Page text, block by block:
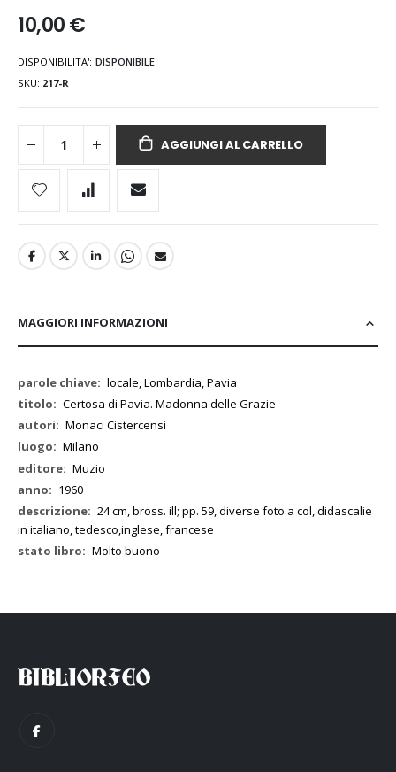
10,00 €
DISPONIBILITA': DISPONIBILE
SKU 217-R
AGGIUNGI AL CARRELLO
MAGGIORI INFORMAZIONI
Maggiori
Informazioni
locale, Lombardia, Pavia
Certosa di Pavia. Madonna delle Grazie
Monaci Cistercensi
Milano
Muzio
1960
24 cm, bross. ill; pp. 59, diverse foto a col, didascalie
in italiano, tedesco,inglese, francese
Molto buono